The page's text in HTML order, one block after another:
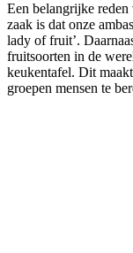
Een belangrijke
zaak is dat onze
lady of fruit’.
fruitsoorten in de
keukentafel. Dit
groepen mensen te